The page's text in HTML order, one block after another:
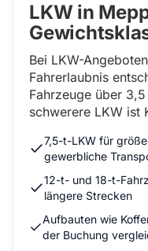
LKW in
Bei LKW-
Fahrerlaubnis
Fahrzeuge über
schwerere LKW ist
7,5-t-LKW für
gewerbliche
12-t- und 18-t-
längere Strecken
Aufbauten wie
der Buchung